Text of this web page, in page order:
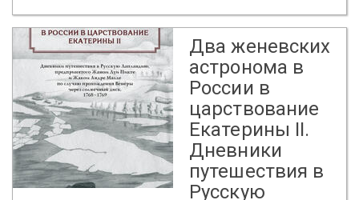
Два женевских
астронома в
России в
царствование
Екатерины II.
Дневники
путешествия в
Русскую